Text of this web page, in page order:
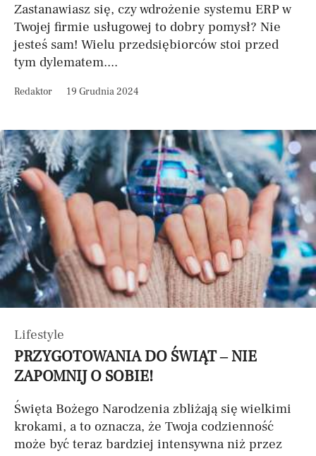
Zastanawiasz się, czy wdrożenie systemu ERP w
Twojej firmie usługowej to dobry pomysł? Nie
jesteś sam! Wielu przedsiębiorców stoi przed
tym dylematem....
Redaktor 19 Grudnia 2024
Lifestyle
PRZYGOTOWANIA DO ŚWIĄT – NIE
ZAPOMNIJ O SOBIE!
Święta Bożego Narodzenia zbliżają się wielkimi
krokami, a to oznacza, że Twoja codzienność
może być teraz bardziej intensywna niż przez